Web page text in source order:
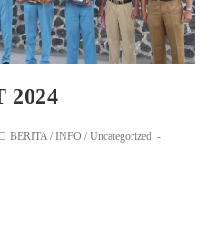
2024
BERITA / INFO / Uncategorized